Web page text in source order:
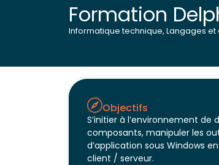
Formation
Informatique technique, Langages
Objectifs
S’initier à l’environnement
composants, manipuler les
d’application sous Windows
client / serveur.